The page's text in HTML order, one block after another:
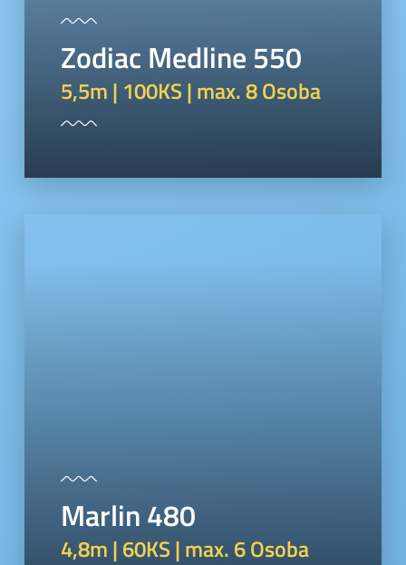
Zodiac Medline 550
5,5m | 100KS | max. 8 Osoba
Marlin 480
4,8m | 60KS | max. 6 Osoba